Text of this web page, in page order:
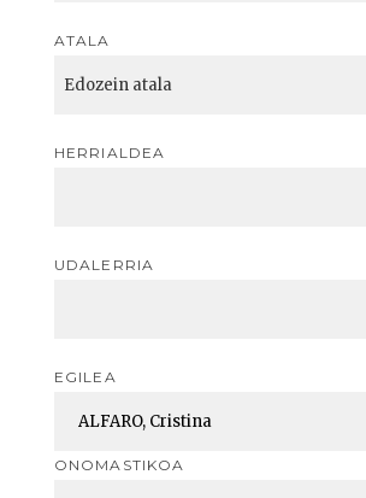
ATALA
HERRIALDEA
UDALERRIA
EGILEA
ONOMASTIKOA